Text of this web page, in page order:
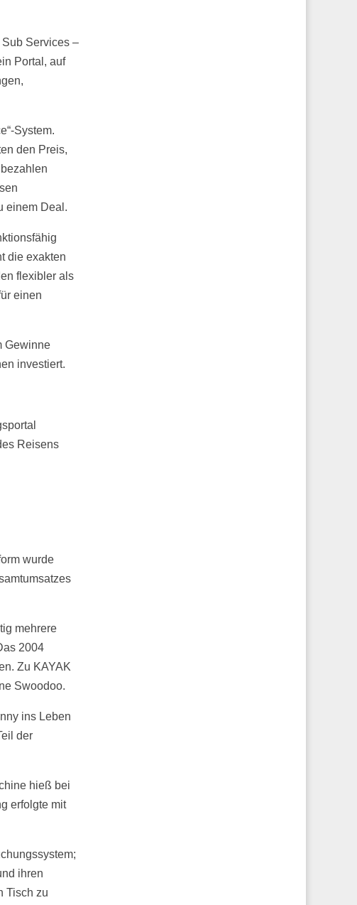
Services –
Portal, auf
System.
den Preis,
einem Deal.
die exakten
flexibler als
einen
Gewinne
investiert.
Reisens
wurde
mehrere
2004
Zu KAYAK
Swoodoo.
ins Leben
der
hieß bei
erfolgte mit
ihren
Tisch zu